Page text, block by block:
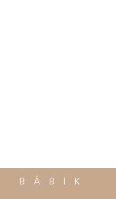
BÁBIK